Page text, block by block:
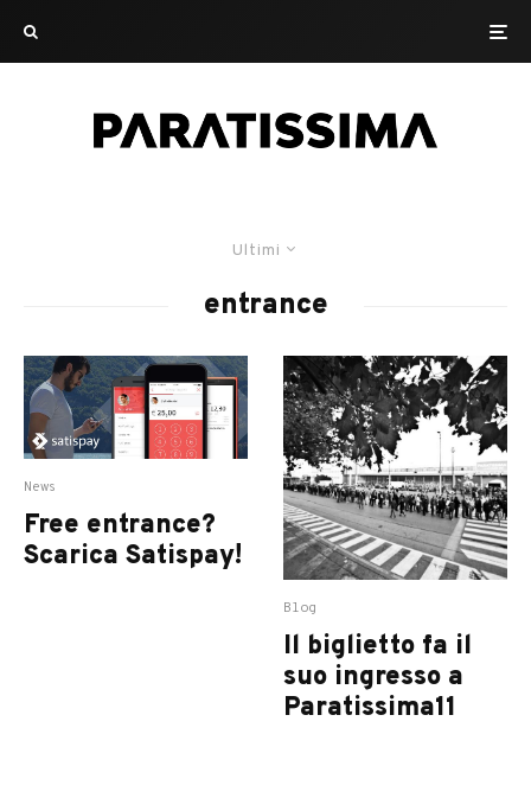
Ultimi
entrance
News
Free entrance?
Scarica Satispay!
Blog
Il biglietto fa il
suo ingresso a
Paratissima11